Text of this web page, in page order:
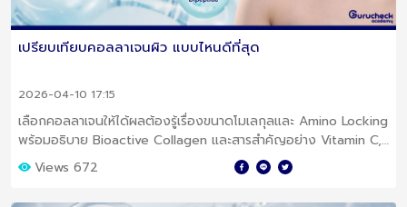
เปรียบเทียบคอลลาเจนผิว แบบไหนดีที่สุด
2026-04-10 17:15
เลือกคอลลาเจนให้ได้ผลต้องรู้เรื่องขนาดโมเลกุลและ Amino Locking
พร้อมอธิบาย Bioactive Collagen และสารสำคัญอย่าง Vitamin C,
CoQ10Views 672